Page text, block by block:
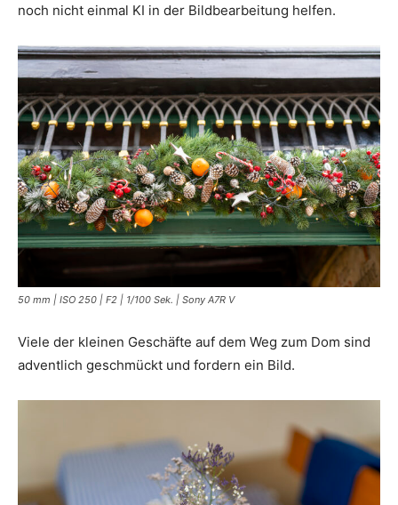
noch nicht einmal KI in der Bildbearbeitung helfen.
50 mm | ISO 250 | F2 | 1/100 Sek. | Sony A7R V
Viele der kleinen Geschäfte auf dem Weg zum Dom sind
adventlich geschmückt und fordern ein Bild.